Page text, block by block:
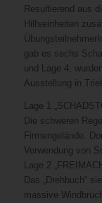
Resultierend aus
Hilfseinheiten
gab es sechs
und Lage 4,
Ausstellung in
Lage 1
Die schweren
Firmengelände.
Verwendung von
Lage 2
Das „Drehbuch“
massive